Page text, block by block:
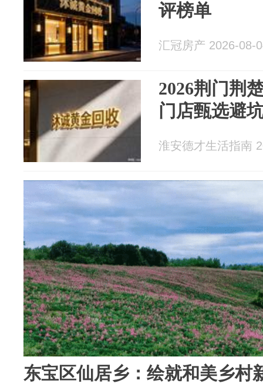
评榜单
汇冠房产 2026-08-
2026荆门荆
门店甄选避
淮安德才生活指南
东宝区仙居乡：绘就和美乡村